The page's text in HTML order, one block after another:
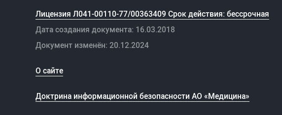
Лицензия Л041-00110-77/00363409 Срок действия: бессрочная
Дата создания документа: 16.03.2018
Документ изменён: 20.12.2024
О сайте
Доктрина информационной безопасности АО «Медицина»